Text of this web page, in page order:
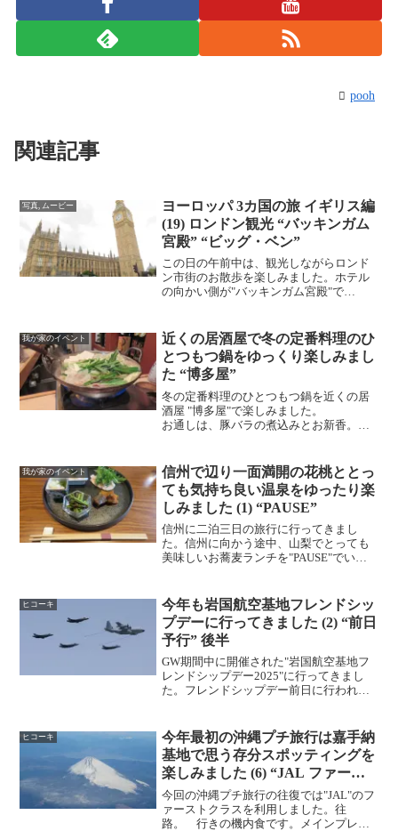
pooh
関連記事
写真, ムービー
ヨーロッパ 3カ国の旅 イギリス編
(19) ロンドン観光 “バッキンガム
宮殿” “ビッグ・ベン”
この日の午前中は、観光しながらロンド
ン市街のお散歩を楽しみました。ホテル
の向かい側が"バッキンガム宮殿"で
音楽隊なしで15時に行われました。日に
よって時間や舞台などが異なる...
我が家のイベント
近くの居酒屋で冬の定番料理のひ
とつもつ鍋をゆっくり楽しみまし
た “博多屋”
冬の定番料理のひとつもつ鍋を近くの居
酒屋 "博多屋"で楽しみました。
お通しは、豚バラの煮込みとお新香。
我が家のイベント
信州で辺り一面満開の花桃ととっ
ても気持ち良い温泉をゆったり楽
しみました (1) “PAUSE”
信州に二泊三日の旅行に行ってきまし
た。信州に向かう途中、山梨でとっても
美味しいお蕎麦ランチを"PAUSE"でいた
の平目、自家製藤桜ポークのロースハ
ム、新めかぶのタタキ...
ヒコーキ
今年も岩国航空基地フレンドシッ
プデーに行ってきました (2) “前日
予行” 後半
GW期間中に開催された"岩国航空基地フ
レンドシップデー2025"に行ってきまし
た。フレンドシップデー前日に行われた
クス JMSDF Ceremonial...
ヒコーキ
今年最初の沖縄プチ旅行は嘉手納
基地で思う存分スポッティングを
楽しみました (6) “JAL ファース
トクラス”
今回の沖縄プチ旅行の往復では"JAL"のフ
ァーストクラスを利用しました。往
路。 行きの機内食です。メインプレー